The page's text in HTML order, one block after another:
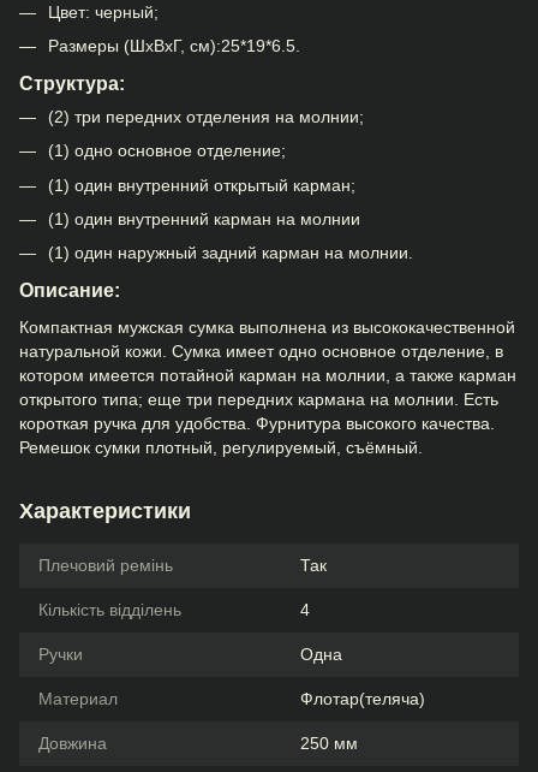
Цвет: черный;
Размеры (ШхВхГ, см):25*19*6.5.
Структура:
(2) три передних отделения на молнии;
(1) одно основное отделение;
(1) один внутренний открытый карман;
(1) один внутренний карман на молнии
(1) один наружный задний карман на молнии.
Описание:
Компактная мужская сумка выполнена из высококачественной
натуральной кожи. Сумка имеет одно основное отделение, в
котором имеется потайной карман на молнии, а также карман
открытого типа; еще три передних кармана на молнии. Есть
короткая ручка для удобства. Фурнитура высокого качества.
Ремешок сумки плотный, регулируемый, съёмный.
Характеристики
Плечовий ремінь Так
Кількість відділень 4
Ручки Одна
Материал Флотар(теляча)
Довжина 250 мм